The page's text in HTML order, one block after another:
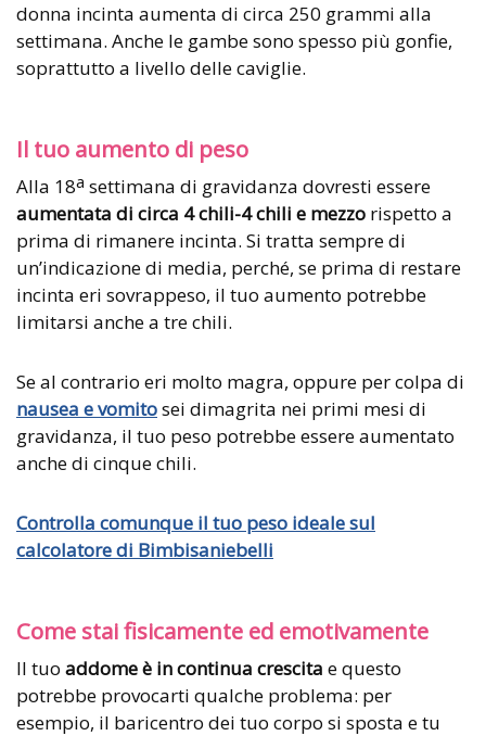
donna incinta aumenta di circa 250 grammi alla
settimana. Anche le gambe sono spesso più gonfie,
soprattutto a livello delle caviglie.
Il tuo aumento di peso
Alla 18a settimana di gravidanza dovresti essere
aumentata di circa 4 chili-4 chili e mezzo rispetto a
prima di rimanere incinta. Si tratta sempre di
un’indicazione di media, perché, se prima di restare
incinta eri sovrappeso, il tuo aumento potrebbe
limitarsi anche a tre chili.
Se al contrario eri molto magra, oppure per colpa di
nausea e vomitosei dimagrita nei primi mesi di
gravidanza, il tuo peso potrebbe essere aumentato
anche di cinque chili.
Controlla comunque il tuo peso ideale sul
calcolatore di Bimbisaniebelli
Come stai fisicamente ed emotivamente
Il tuo addome è in continua crescita e questo
potrebbe provocarti qualche problema: per
esempio, il baricentro dei tuo corpo si sposta e tu